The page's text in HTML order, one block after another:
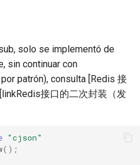
solo se implementó de
sin continuar con
patrón), consulta [Redis 接
接口的二次封装（发
"cjson"
();